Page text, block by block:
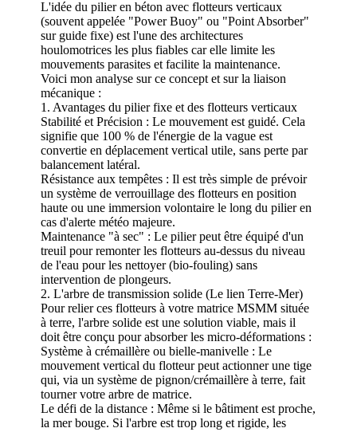
L'idée du pilier en béton avec flotteurs verticaux
(souvent appelée "Power Buoy" ou "Point Absorber"
sur guide fixe) est l'une des architectures
houlomotrices les plus fiables car elle limite les
mouvements parasites et facilite la maintenance.
Voici mon analyse sur ce concept et sur la liaison
mécanique :
1. Avantages du pilier fixe et des flotteurs verticaux
Stabilité et Précision : Le mouvement est guidé. Cela
signifie que 100 % de l'énergie de la vague est
convertie en déplacement vertical utile, sans perte par
balancement latéral.
Résistance aux tempêtes : Il est très simple de prévoir
un système de verrouillage des flotteurs en position
haute ou une immersion volontaire le long du pilier en
cas d'alerte météo majeure.
Maintenance "à sec" : Le pilier peut être équipé d'un
treuil pour remonter les flotteurs au-dessus du niveau
de l'eau pour les nettoyer (bio-fouling) sans
intervention de plongeurs.
2. L'arbre de transmission solide (Le lien Terre-Mer)
Pour relier ces flotteurs à votre matrice MSMM située
à terre, l'arbre solide est une solution viable, mais il
doit être conçu pour absorber les micro-déformations :
Système à crémaillère ou bielle-manivelle : Le
mouvement vertical du flotteur peut actionner une tige
qui, via un système de pignon/crémaillère à terre, fait
tourner votre arbre de matrice.
Le défi de la distance : Même si le bâtiment est proche,
la mer bouge. Si l'arbre est trop long et rigide, les